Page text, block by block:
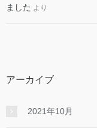
ました より
アーカイブ
2021年10月